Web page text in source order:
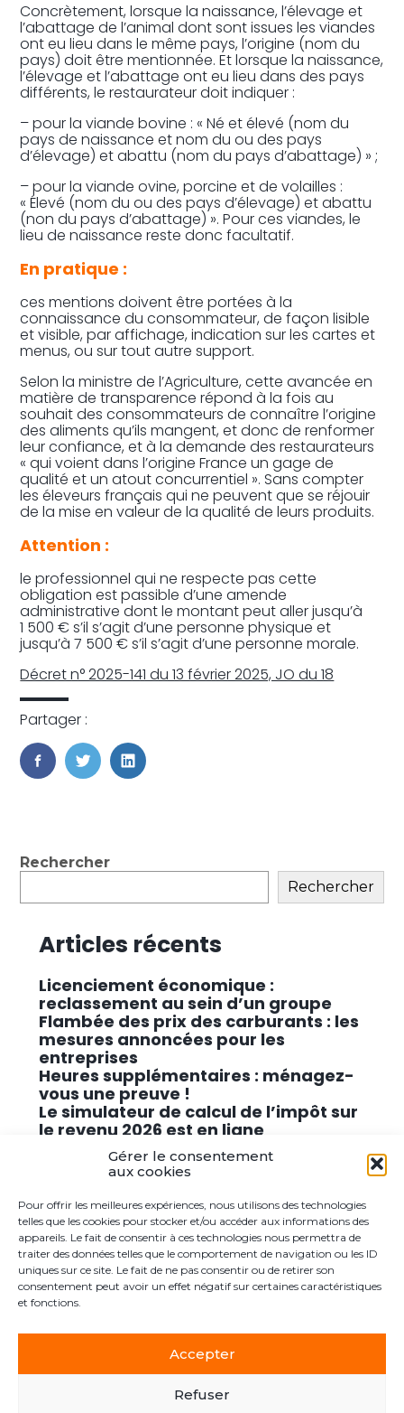
Gérer le consentement
aux cookies
Pour offrir les meilleures expériences, nous utilisons des technologies
telles que les cookies pour stocker et/ou accéder aux informations des
appareils. Le fait de consentir à ces technologies nous permettra de
traiter des données telles que le comportement de navigation ou les ID
uniques sur ce site. Le fait de ne pas consentir ou de retirer son
consentement peut avoir un effet négatif sur certaines caractéristiques
et fonctions.
Accepter
Refuser
Concrètement, lorsque la naissance, l’élevage et
l’abattage de l’animal dont sont issues les viandes
ont eu lieu dans le même pays, l’origine (nom du
pays) doit être mentionnée. Et lorsque la naissance,
l’élevage et l’abattage ont eu lieu dans des pays
différents, le restaurateur doit indiquer :
– pour la viande bovine : « Né et élevé (nom du
pays de naissance et nom du ou des pays
d’élevage) et abattu (nom du pays d’abattage) » ;
– pour la viande ovine, porcine et de volailles :
« Élevé (nom du ou des pays d’élevage) et abattu
(non du pays d’abattage) ». Pour ces viandes, le
lieu de naissance reste donc facultatif.
En pratique :
ces mentions doivent être portées à la
connaissance du consommateur, de façon lisible
et visible, par affichage, indication sur les cartes et
menus, ou sur tout autre support.
Selon la ministre de l’Agriculture, cette avancée en
matière de transparence répond à la fois au
souhait des consommateurs de connaître l’origine
des aliments qu’ils mangent, et donc de renformer
leur confiance, et à la demande des restaurateurs
« qui voient dans l’origine France un gage de
qualité et un atout concurrentiel ». Sans compter
les éleveurs français qui ne peuvent que se réjouir
de la mise en valeur de la qualité de leurs produits.
Attention :
le professionnel qui ne respecte pas cette
obligation est passible d’une amende
administrative dont le montant peut aller jusqu’à
1 500 € s’il s’agit d’une personne physique et
jusqu’à 7 500 € s’il s’agit d’une personne morale.
Décret n° 2025-141 du 13 février 2025, JO du 18
Partager :
FaceBook
TwitterLinkedIn
Blog
Rechercher
Rechercher
Articles récents
Licenciement économique :
reclassement au sein d’un groupe
Flambée des prix des carburants : les
mesures annoncées pour les
entreprises
Heures supplémentaires : ménagez-
vous une preuve !
Le simulateur de calcul de l’impôt sur
le revenu 2026 est en ligne
Promouvoir des solutions de
cybersécurité conformes au RGPD
Commentaires récents
Aucun commentaire à afficher.